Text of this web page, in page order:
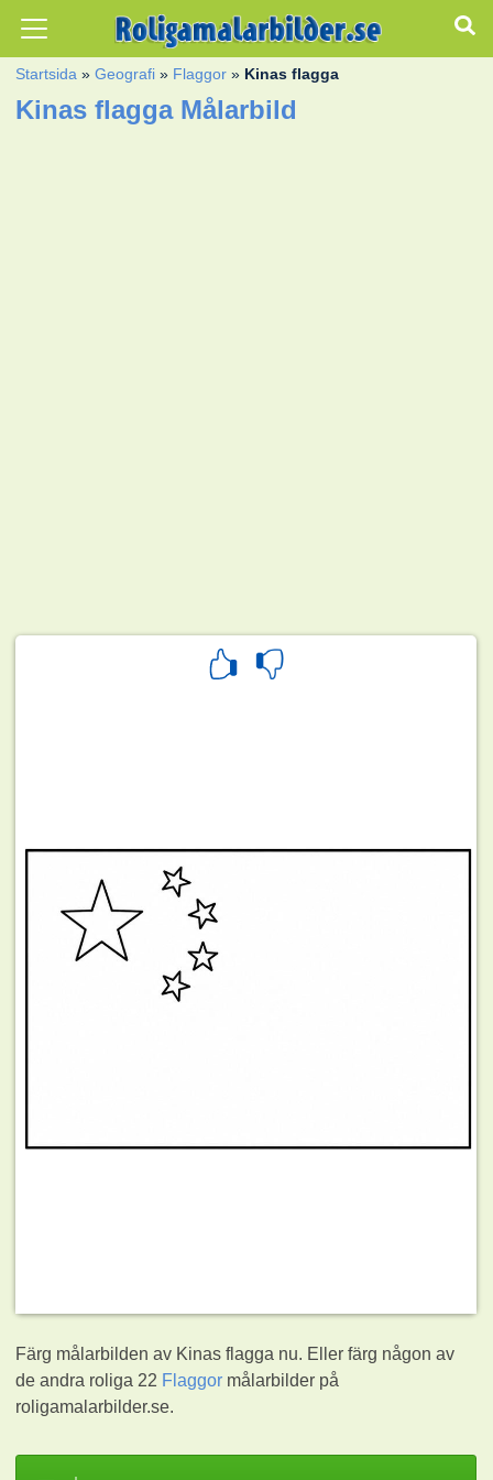
Startsida »Geografi » Flaggor » Kinas flagga
Kinas flagga Målarbild
Färg målarbilden av Kinas flagga nu. Eller färg någon av
de andra roliga 22 Flaggor målarbilder på
roligamalarbilder.se.